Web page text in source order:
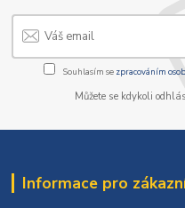
Souhlasím se zpracováním
Můžete se kdykoli
Informace pro